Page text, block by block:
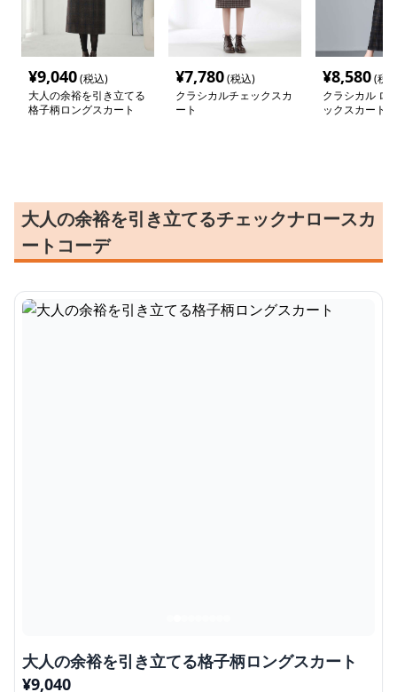
¥9,040(税込)
大人の余裕を引き立てる
格子柄ロングスカート
¥7,780(税込)
クラシカルチェックスカ
ート
¥8,580(税
クラシカル ロ
ックスカート
大人の余裕を引き立てるチェックナロースカ
ートコーデ
大人の余裕を引き立てる格子柄ロングスカート
¥9,040